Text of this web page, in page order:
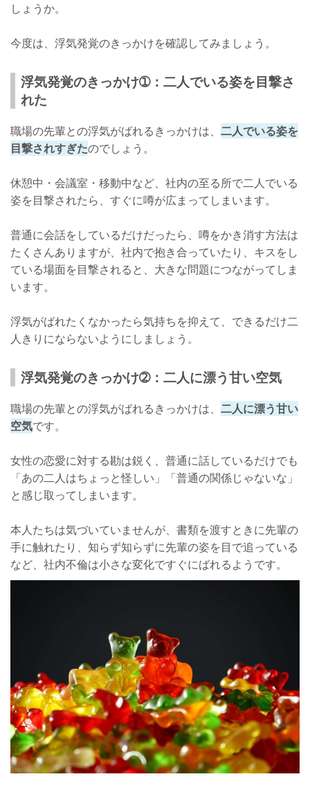
しょうか。
今度は、浮気発覚のきっかけを確認してみましょう。
浮気発覚のきっかけ➀：二人でいる姿を目撃さ
れた
職場の先輩との浮気がばれるきっかけは、 二人でいる姿を
目撃されすぎたのでしょう。
休憩中・会議室・移動中など、社内の至る所で二人でいる
姿を目撃されたら、すぐに噂が広まってしまいます。
普通に会話をしているだけだったら、噂をかき消す方法は
たくさんありますが、社内で抱き合っていたり、キスをし
ている場面を目撃されると、大きな問題につながってしま
います。
浮気がばれたくなかったら気持ちを抑えて、できるだけ二
人きりにならないようにしましょう。
浮気発覚のきっかけ➁：二人に漂う甘い空気
職場の先輩との浮気がばれるきっかけは、 二人に漂う甘い
空気です。
女性の恋愛に対する勘は鋭く、普通に話しているだけでも
「あの二人はちょっと怪しい」「普通の関係じゃないな」
と感じ取ってしまいます。
本人たちは気づいていませんが、書類を渡すときに先輩の
手に触れたり、知らず知らずに先輩の姿を目で追っている
など、社内不倫は小さな変化ですぐにばれるようです。